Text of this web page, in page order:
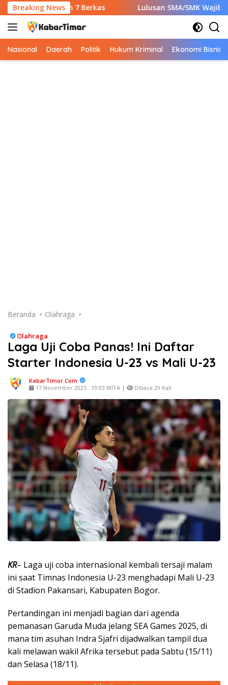
Langsung
ke
konten
Breaking News
Siapkan 7 Berkas Lulusan SMA/SMK Wajib Tahu! Ini
Nasional Daerah Politik Hukum Kriminal Ekonomi Bisnis
Beranda Olahraga
Olahraga
Laga Uji Coba Panas! Ini Daftar
Starter Indonesia U-23 vs Mali U-23
KabarTimor.com
17 November 2025 : 19:03 WITA |
Dibaca 29 Kali
KR– Laga uji coba internasional kembali tersaji malam
ini saat Timnas Indonesia U-23 menghadapi Mali U-23
di Stadion Pakansari, Kabupaten Bogor.
Pertandingan ini menjadi bagian dari agenda
pemanasan Garuda Muda jelang SEA Games 2025, di
mana tim asuhan Indra Sjafri dijadwalkan tampil dua
kali melawan wakil Afrika tersebut pada Sabtu (15/11)
dan Selasa (18/11).